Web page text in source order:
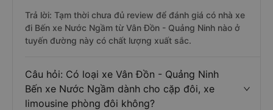
Trả lời: Tạm thời chưa đủ review để đánh giá có nhà xe
đi Bến xe Nước Ngầm từ Vân Đồn - Quảng Ninh nào ở
tuyến đường này có chất lượng xuất sắc.
Câu hỏi: Có loại xe Vân Đồn - Quảng Ninh
Bến xe Nước Ngầm dành cho cặp đôi, xe
limousine phòng đôi không?